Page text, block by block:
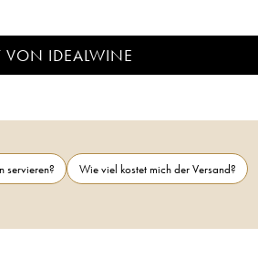
VON IDEALWINE
servieren?
Wie viel kostet mich der Versand?